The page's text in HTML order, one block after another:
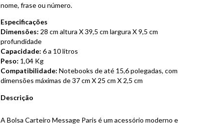
nome, frase ou número.
Especificações
Dimensões: 28 cm altura X 39,5 cm largura X 9,5 cm
profundidade
Capacidade: 6 a 10 litros
Peso: 1,04 Kg
Compatibilidade: Notebooks de até 15,6 polegadas, com
dimensões máximas de 37 cm X 25 cm X 2,5 cm
Descrição
A Bolsa Carteiro Message Paris é um acessório moderno e